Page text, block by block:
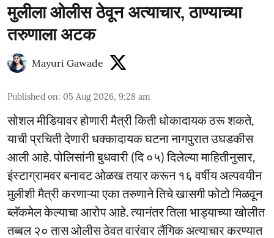
मुलीला ओलीस ठेवून अत्याचार, ठाण्याच्या
तरुणाला अटक
Mayuri Gawade
Published on: 05 Aug 2026, 9:28 am
सोशल मीडियावर होणारी मैत्री किती धोकादायक ठरू शकते,
याची प्रचिती देणारी धक्कादायक घटना नागपुरात उघडकीस
आली आहे. पोलिसांनी बुधवारी (दि ०५) दिलेल्या माहितीनुसार,
इंस्टाग्रामवर बनावट ओळख तयार करून १६ वर्षीय अल्पवयीन
मुलीशी मैत्री करणाऱ्या एका तरुणाने तिचे खासगी फोटो मिळवून
ब्लॅकमेल केल्याचा आरोप आहे. त्यानंतर तिला भाड्याच्या खोलीत
तब्बल २० तास ओलीस ठेवत वारंवार लैंगिक अत्याचार करण्यात